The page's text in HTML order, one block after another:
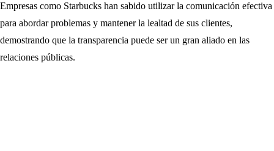
Empresas como Starbucks han sabido utilizar la comunicación efectiva
para abordar problemas y mantener la lealtad de sus clientes,
demostrando que la transparencia puede ser un gran aliado en las
relaciones públicas.